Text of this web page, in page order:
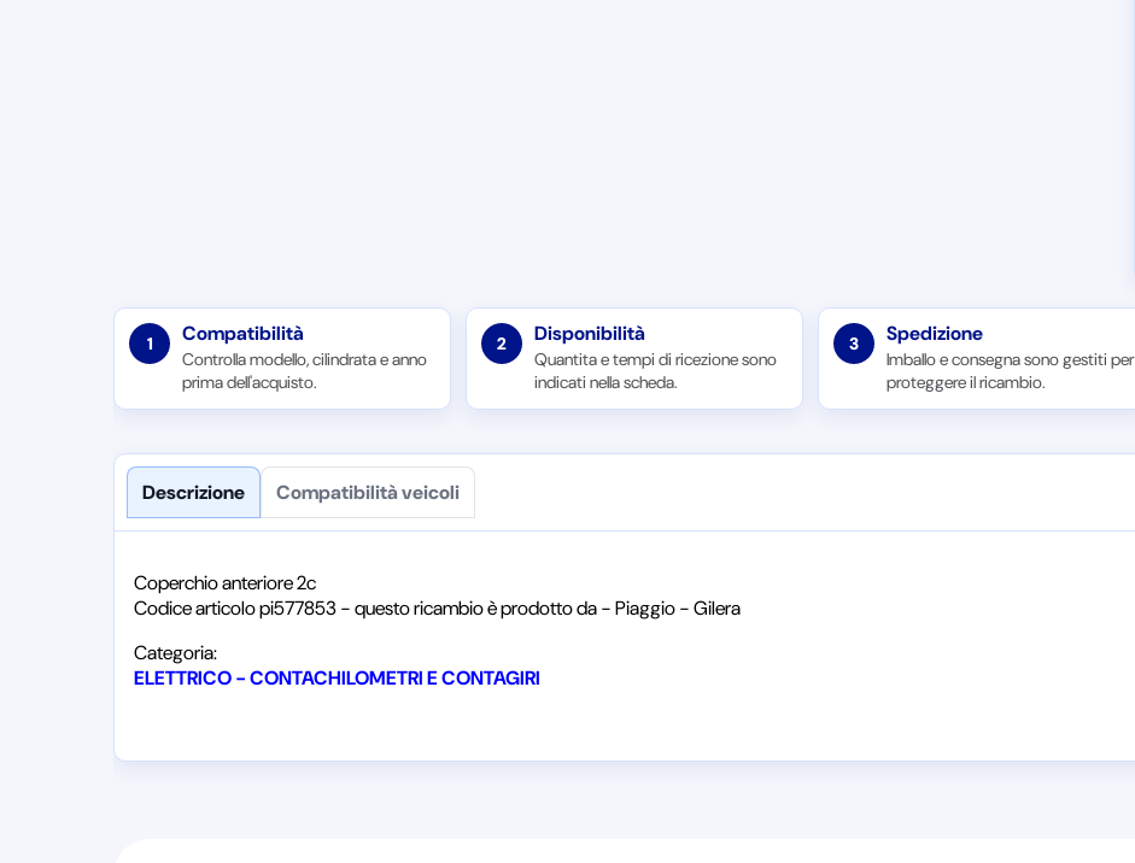
1 Compatibilità
Controlla modello, cilindrata e anno
prima dell'acquisto.
2 Disponibilità
Quantita e tempi di ricezione sono
indicati nella scheda.
3 Spedizione
Imballo e consegna sono gestiti per
proteggere il ricambio.
Descrizione Compatibilità veicoli
Coperchio anteriore 2c
Codice articolo pi577853 - questo ricambio è prodotto da - Piaggio - Gilera
Categoria:
ELETTRICO - CONTACHILOMETRI E CONTAGIRI